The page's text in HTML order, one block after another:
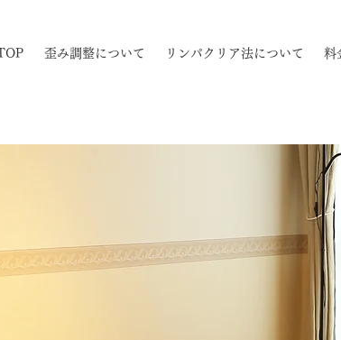
歪み調整について リンパクリア法について 料